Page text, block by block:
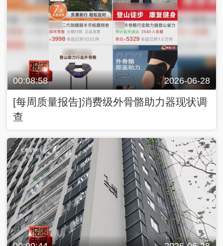
00:08:58 2026-06-28
[每周质量报告]消费级外骨骼助力器现状调
查